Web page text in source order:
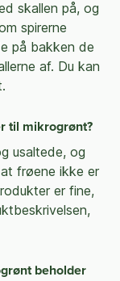
skallen på, og
spirerne
på bakken de
af. Du kan
til mikrogrønt?
usaltede, og
frøene ikke er
er fine,
beholder